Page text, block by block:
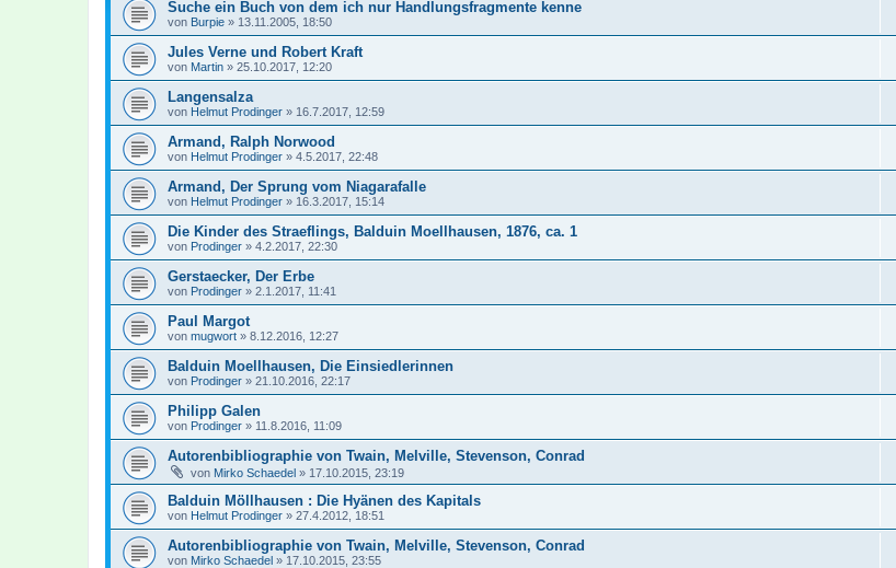
Suche ein Buch von dem ich nur Handlungsfragmente kenne
von Burpie » 13.11.2005, 18:50
Jules Verne und Robert Kraft
von Martin » 25.10.2017, 12:20
Langensalza
von Helmut Prodinger » 16.7.2017, 12:59
Armand, Ralph Norwood
von Helmut Prodinger » 4.5.2017, 22:48
Armand, Der Sprung vom Niagarafalle
von Helmut Prodinger » 16.3.2017, 15:14
Die Kinder des Straeflings, Balduin Moellhausen, 1876, ca. 1
von Prodinger » 4.2.2017, 22:30
Gerstaecker, Der Erbe
von Prodinger » 2.1.2017, 11:41
Paul Margot
von mugwort » 8.12.2016, 12:27
Balduin Moellhausen, Die Einsiedlerinnen
von Prodinger » 21.10.2016, 22:17
Philipp Galen
von Prodinger » 11.8.2016, 11:09
Autorenbibliographie von Twain, Melville, Stevenson, Conrad
von Mirko Schaedel » 17.10.2015, 23:19
Balduin Möllhausen : Die Hyänen des Kapitals
von Helmut Prodinger » 27.4.2012, 18:51
Autorenbibliographie von Twain, Melville, Stevenson, Conrad
von Mirko Schaedel » 17.10.2015, 23:55